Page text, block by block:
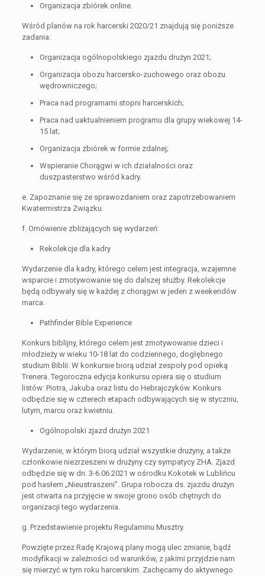
Organizacja zbiórek online.
Wśród planów na rok harcerski 2020/21 znajdują się poniższe
zadania:
Organizacja ogólnopolskiego zjazdu drużyn 2021;
Organizacja obozu harcersko-zuchowego oraz obozu
wędrowniczego;
Praca nad programami stopni harcerskich;
Praca nad uaktualnieniem programu dla grupy wiekowej 14-
15 lat;
Organizacja zbiórek w formie zdalnej;
Wspieranie Chorągwi w ich działalności oraz
duszpasterstwo wśród kadry.
e. Zapoznanie się ze sprawozdaniem oraz zapotrzebowaniem
Kwatermistrza Związku.
f. Omówienie zbliżających się wydarzeń:
Rekolekcje dla kadry
Wydarzenie dla kadry, którego celem jest integracja, wzajemne
wsparcie i zmotywowanie się do dalszej służby. Rekolekcje
będą odbywały się w każdej z chorągwi w jeden z weekendów
marca.
Pathfinder Bible Experience
Konkurs biblijny, którego celem jest zmotywowanie dzieci i
młodzieży w wieku 10-18 lat do codziennego, dogłębnego
studium Biblii. W konkursie biorą udział zespoły pod opieką
Trenera. Tegoroczna edycja konkursu opiera się o studium
listów: Piotra, Jakuba oraz listu do Hebrajczyków. Konkurs
odbędzie się w czterech etapach odbywających się w styczniu,
lutym, marcu oraz kwietniu.
Ogólnopolski zjazd drużyn 2021
Wydarzenie, w którym biorą udział wszystkie drużyny, a także
członkowie niezrzeszeni w drużyny czy sympatycy ZHA. Zjazd
odbędzie się w dn. 3-6.06.2021 w ośrodku Kokotek w Lublińcu
pod hasłem „Nieustraszeni”. Grupa robocza ds. zjazdu drużyn
jest otwarta na przyjęcie w swoje grono osób chętnych do
organizacji tego wydarzenia.
g. Przedstawienie projektu Regulaminu Musztry.
Powzięte przez Radę Krajową plany mogą ulec zmianie, bądź
modyfikacji w zależności od warunków, z jakimi przyjdzie nam
się mierzyć w tym roku harcerskim. Zachęcamy do aktywnego